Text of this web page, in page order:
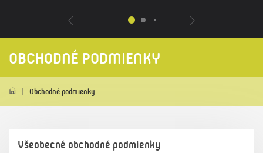
OBCHODNÉ PODMIENKY
Obchodné podmienky
Všeobecné obchodné podmienky